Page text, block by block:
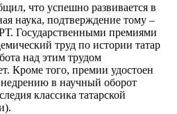
что успешно развивается в
наука, подтверждение тому –
Государственными премиями
труд по истории татар
над этим трудом
Кроме того, премии удостоен
в научный оборот
классика татарской